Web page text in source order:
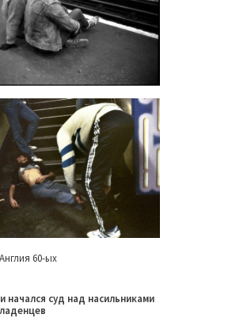
Англия 60-ых
начался суд над насильниками